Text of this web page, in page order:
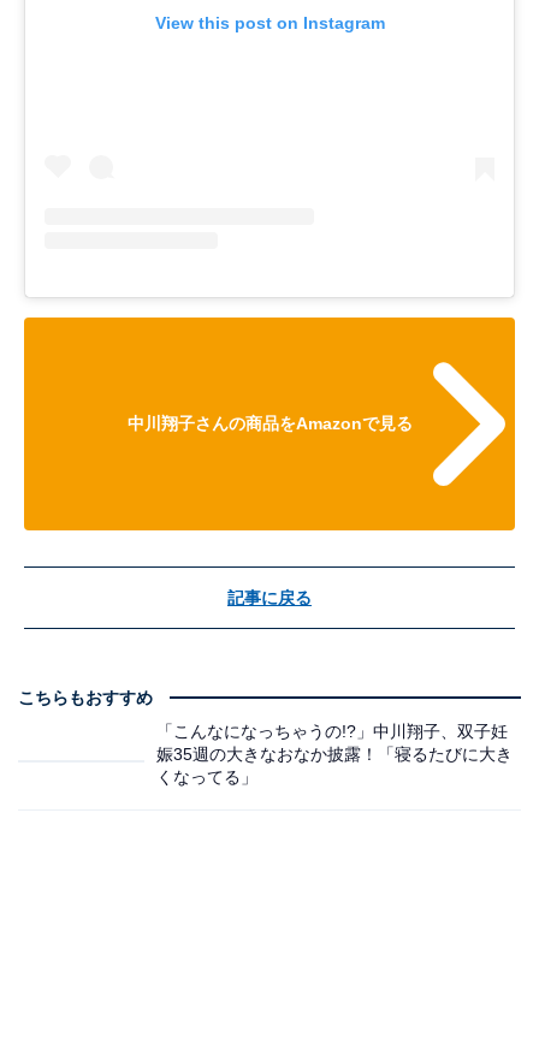
View this post on Instagram
中川翔子さんの商品をAmazonで見る
記事に戻る
こちらもおすすめ
「こんなになっちゃうの!?」中川翔子、双子妊
娠35週の大きなおなか披露！「寝るたびに大き
くなってる」